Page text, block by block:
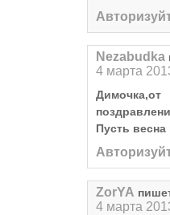
Nezabudka
4 марта
Пусть
ZorYA
4 марта